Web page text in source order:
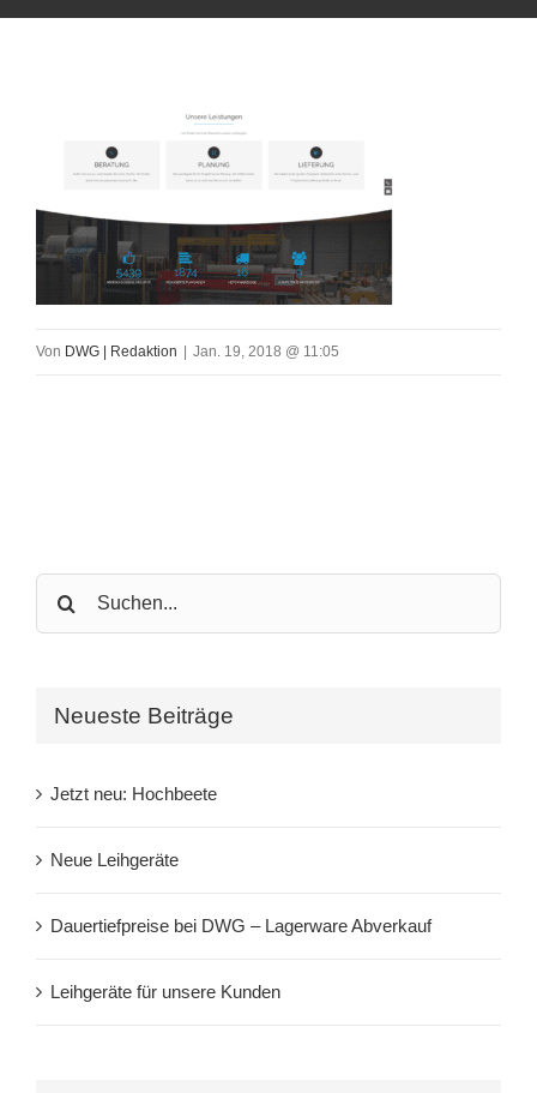
Von DWG | Redaktion | Jan. 19, 2018 @ 11:05
Search
for:
Neueste Beiträge
Jetzt neu: Hochbeete
Neue Leihgeräte
Dauertiefpreise bei DWG – Lagerware Abverkauf
Leihgeräte für unsere Kunden